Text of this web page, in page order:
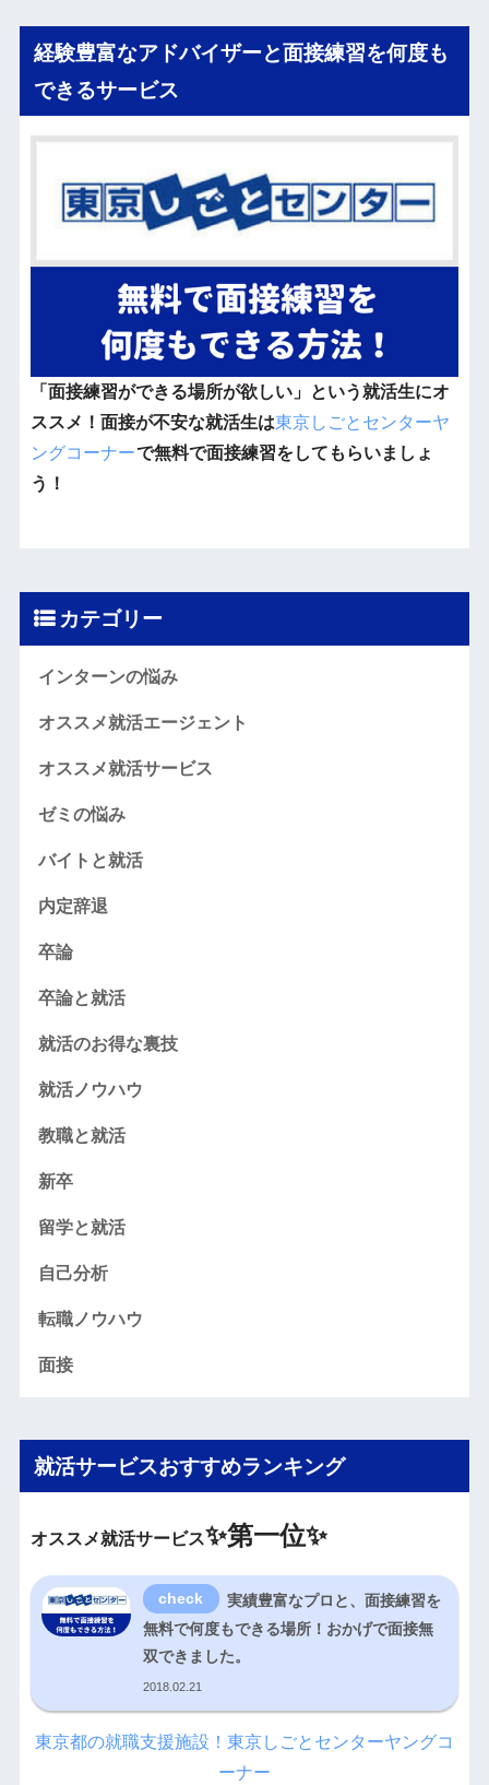
経験豊富なアドバイザーと面接練習を何度も
できるサービス
「面接練習ができる場所が欲しい」という就活生にオ
ススメ！面接が不安な就活生は東京しごとセンターヤ
ングコーナーで無料で面接練習をしてもらいましょ
う！
カテゴリー
インターンの悩み
オススメ就活エージェント
オススメ就活サービス
ゼミの悩み
バイトと就活
内定辞退
卒論
卒論と就活
就活のお得な裏技
就活ノウハウ
教職と就活
新卒
留学と就活
自己分析
転職ノウハウ
面接
就活サービスおすすめランキング
オススメ就活サービス✨第一位✨
実績豊富なプロと、面接練習を
無料で何度もできる場所！おかげで面接無
双できました。
2018.02.21
東京都の就職支援施設！東京しごとセンターヤングコ
ーナー